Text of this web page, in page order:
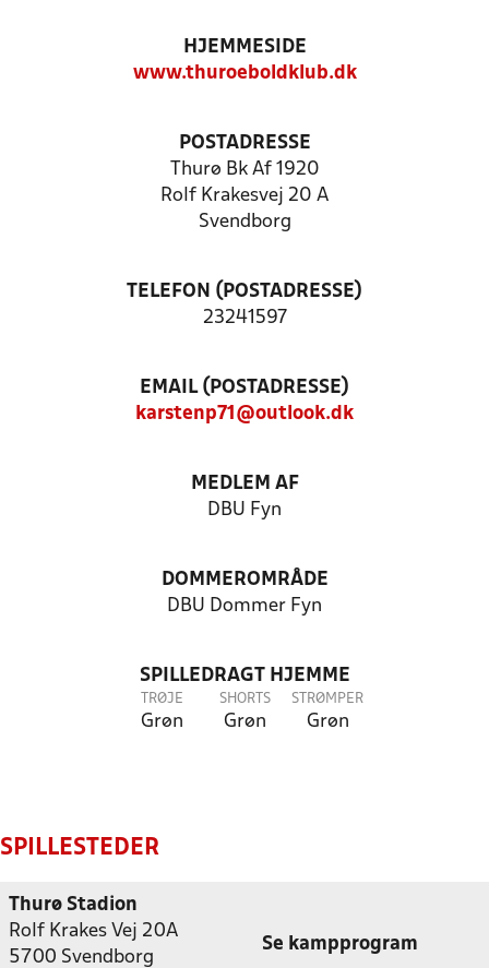
HJEMMESIDE
www.thuroeboldklub.dk
POSTADRESSE
Thurø Bk Af 1920
Rolf Krakesvej 20 A
Svendborg
TELEFON (POSTADRESSE)
23241597
EMAIL (POSTADRESSE)
karstenp71@outlook.dk
MEDLEM AF
DBU Fyn
DOMMEROMRÅDE
DBU Dommer Fyn
SPILLEDRAGT HJEMME
TRØJE
Grøn
SHORTS
Grøn
STRØMPER
Grøn
SPILLESTEDER
Thurø Stadion
Rolf Krakes Vej 20A
5700 Svendborg
Se kampprogram